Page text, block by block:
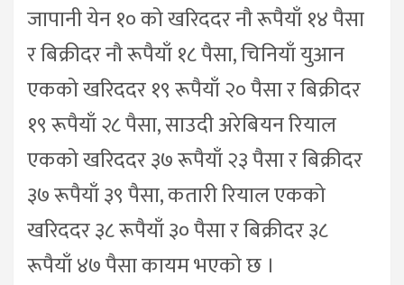
जापानी येन १० को खरिददर नौ रूपैयाँ १४ पैसा
र बिक्रीदर नौ रूपैयाँ १८ पैसा, चिनियाँ युआन
एकको खरिददर १९ रूपैयाँ २० पैसा र बिक्रीदर
१९ रूपैयाँ २८ पैसा, साउदी अरेबियन रियाल
एकको खरिददर ३७ रूपैयाँ २३ पैसा र बिक्रीदर
३७ रूपैयाँ ३९ पैसा, कतारी रियाल एकको
खरिददर ३८ रूपैयाँ ३० पैसा र बिक्रीदर ३८
रूपैयाँ ४७ पैसा कायम भएको छ ।